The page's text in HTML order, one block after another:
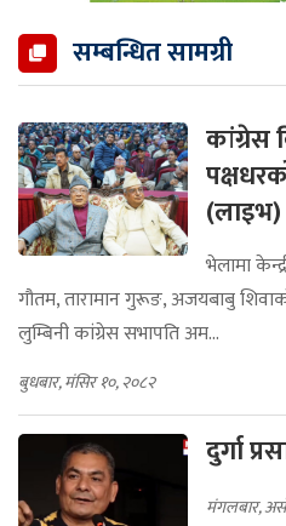
सम्बन्धित सामग्री
कांग्रेस
(लाइभ)
भेलामा
गौतम, तारामान गुरूङ, अजयबाबु
लुम्बिनी कांग्रेस सभापति अम...
बुधबार, मंसिर १०, २०८२
दुर्गा
मंगलबार,